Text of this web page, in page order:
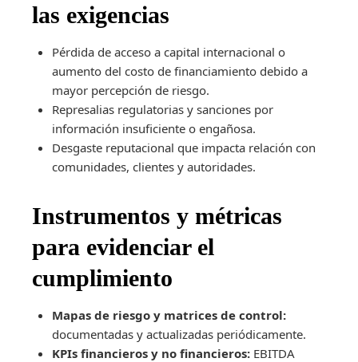
las exigencias
Pérdida de acceso a capital internacional o
aumento del costo de financiamiento debido a
mayor percepción de riesgo.
Represalias regulatorias y sanciones por
información insuficiente o engañosa.
Desgaste reputacional que impacta relación con
comunidades, clientes y autoridades.
Instrumentos y métricas
para evidenciar el
cumplimiento
Mapas de riesgo y matrices de control:
documentadas y actualizadas periódicamente.
KPIs financieros y no financieros: EBITDA